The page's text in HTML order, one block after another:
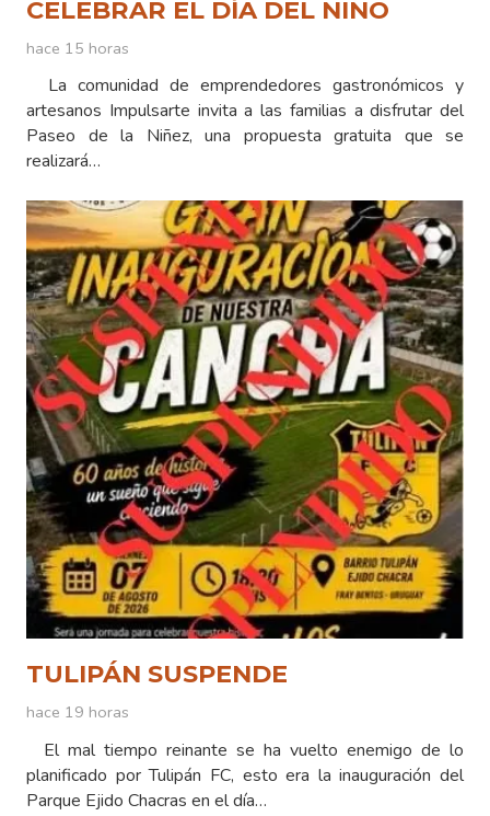
CELEBRAR EL DÍA DEL NIÑO
hace 15 horas
La comunidad de emprendedores gastronómicos y
artesanos Impulsarte invita a las familias a disfrutar del
Paseo de la Niñez, una propuesta gratuita que se
realizará…
TULIPÁN SUSPENDE
hace 19 horas
El mal tiempo reinante se ha vuelto enemigo de lo
planificado por Tulipán FC, esto era la inauguración del
Parque Ejido Chacras en el día…